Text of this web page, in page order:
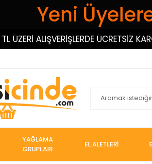
Yeni
ALIŞVERİŞLERDE ÜCRETSİZ KARGO!
YAĞLAMA
GRUPLARI
EL ALETLERİ